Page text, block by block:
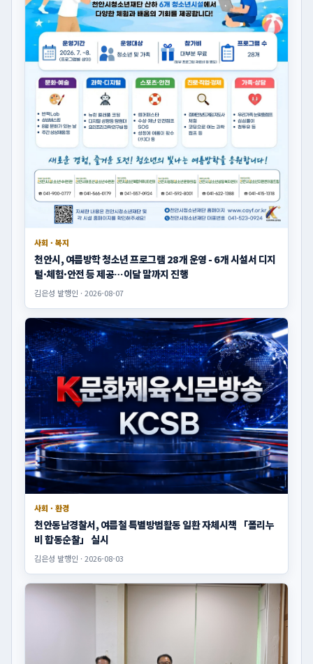
사회 · 복지
천안시, 여름방학 청소년 프로그램 28개 운영 - 6개 시설서 디지
털·체험·안전 등 제공…이달 말까지 진행
김은성 발행인 · 2026-08-07
사회 · 환경
천안동남경찰서, 여름철 특별방범활동 일환 자체시책 「폴리누
비 합동순찰」 실시
김은성 발행인 · 2026-08-03